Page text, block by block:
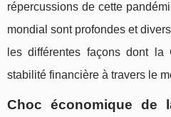
répercussions de cette
mondial sont profondes et
les différentes façons dont
stabilité financière à travers le
Choc économique de